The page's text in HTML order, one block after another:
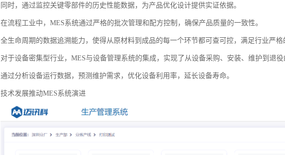
同时，通过监控关键零部件的历史性能数据，为产品优化设计提供实证依据。
在流程工业中，MES系统通过严格的批次管理和配方控制，确保产品质量的一致性。
全生命周期的数据追溯能力，使得从原材料到成品的每一个环节都可查可控，满足行业严
对于设备密集型行业，MES与设备管理系统的集成，实现了从设备采购、安装、维护到退
通过分析设备运行数据，预测维护需求，优化设备利用率，延长设备寿命。
技术发展推动MES系统演进